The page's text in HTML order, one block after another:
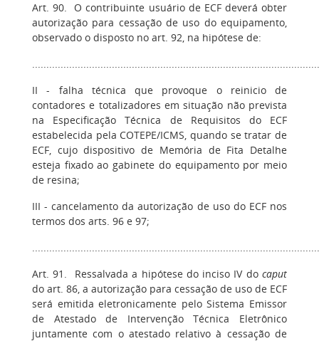
Art. 90. O contribuinte usuário de ECF deverá obter
autorização para cessação de uso do equipamento,
observado o disposto no art. 92, na hipótese de:
II - falha técnica que provoque o reinicio de
contadores e totalizadores em situação não prevista
na Especificação Técnica de Requisitos do ECF
estabelecida pela COTEPE/ICMS, quando se tratar de
ECF, cujo dispositivo de Memória de Fita Detalhe
esteja fixado ao gabinete do equipamento por meio
de resina;
III - cancelamento da autorização de uso do ECF nos
termos dos arts. 96 e 97;
Art. 91. Ressalvada a hipótese do inciso IV do caput
do art. 86, a autorização para cessação de uso de ECF
será emitida eletronicamente pelo Sistema Emissor
de Atestado de Intervenção Técnica Eletrônico
juntamente com o atestado relativo à cessação de